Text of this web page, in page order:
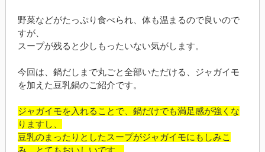
野菜などがたっぷり食べられ、体も温まるので良いので
すが、
スープが残ると少しもったいない気がします。
今回は、鍋だしまで丸ごと全部いただける、ジャガイモ
を加えた豆乳鍋のご紹介です。
ジャガイモを入れることで、鍋だけでも満足感が強くな
りますし、
豆乳のまったりとしたスープがジャガイモにもしみこ